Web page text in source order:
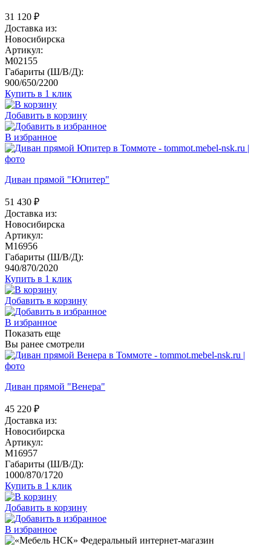
31 120 ₽
Доставка из:
Новосибирска
Артикул:
M02155
Габариты (Ш/В/Д):
900/650/2200
Купить в 1 клик
Добавить в корзину
В избранное
Диван прямой "Юпитер"
51 430 ₽
Доставка из:
Новосибирска
Артикул:
M16956
Габариты (Ш/В/Д):
940/870/2020
Купить в 1 клик
Добавить в корзину
В избранное
Показать еще
Вы ранее смотрели
Диван прямой "Венера"
45 220 ₽
Доставка из:
Новосибирска
Артикул:
M16957
Габариты (Ш/В/Д):
1000/870/1720
Купить в 1 клик
Добавить в корзину
В избранное
Федеральный интернет-магазин